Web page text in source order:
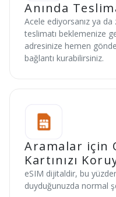
Anında
Acele ediyorsanız ya
teslimatı beklemenize
adresinize hemen
bağlantı kurabilirsiniz.
Aramalar için
Kartınızı
eSIM dijitaldir, bu
duyduğunuzda normal